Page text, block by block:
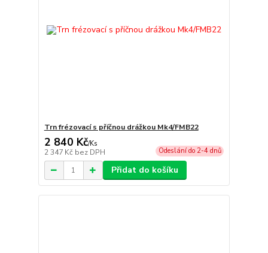
Trn frézovací s příčnou drážkou Mk4/FMB22
2 840 Kč/Ks
2 347 Kč bez DPH Odeslání do 2-4 dnů
Přidat do košíku